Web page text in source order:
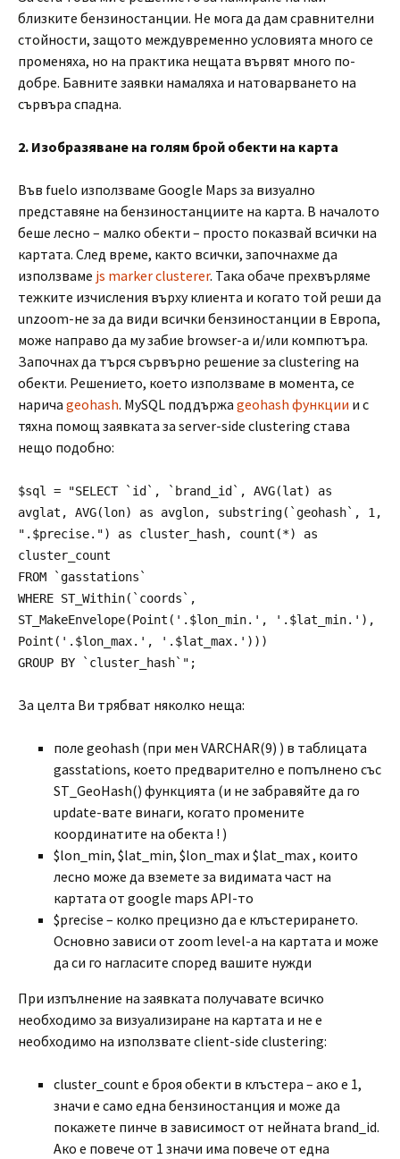
близките бензиностанции. Не мога да дам сравнителни
стойности, защото междувременно условията много се
променяха, но на практика нещата вървят много по-
добре. Бавните заявки намаляха и натоварването на
сървъра спадна.
2. Изобразяване на голям брой обекти на карта
Във fuelo използваме Google Maps за визуално
представяне на бензиностанциите на карта. В началото
беше лесно – малко обекти – просто показвай всички на
картата. След време, както всички, започнахме да
използваме js marker clusterer. Така обаче прехвърляме
тежките изчисления върху клиента и когато той реши да
unzoom-не за да види всички бензиностанции в Европа,
може направо да му забие browser-а и/или компютъра.
Започнах да търся сървърно решение за clustering на
обекти. Решението, което използваме в момента, се
нарича geohash. MySQL поддържа geohash функции и с
тяхна помощ заявката за server-side clustering става
нещо подобно:
$sql = "SELECT `id`, `brand_id`, AVG(lat) as
avglat, AVG(lon) as avglon, substring(`geohash`, 1,
".$precise.") as cluster_hash, count(*) as
cluster_count
FROM `gasstations`
WHERE ST_Within(`coords`,
ST_MakeEnvelope(Point('.$lon_min.', '.$lat_min.'),
Point('.$lon_max.', '.$lat_max.')))
GROUP BY `cluster_hash`";
За целта Ви трябват няколко неща:
поле geohash (при мен VARCHAR(9) ) в таблицата
gasstations, което предварително е попълнено със
ST_GeoHash() функцията (и не забравяйте да го
update-вате винаги, когато промените
координатите на обекта ! )
$lon_min, $lat_min, $lon_max и $lat_max , които
лесно може да вземете за видимата част на
картата от google maps API-то
$precise – колко прецизно да е клъстерирането.
Основно зависи от zoom level-а на картата и може
да си го нагласите според вашите нужди
При изпълнение на заявката получавате всичко
необходимо за визуализиране на картата и не е
необходимо на използвате client-side clustering:
cluster_count е броя обекти в клъстера – ако е 1,
значи е само една бензиностанция и може да
покажете пинче в зависимост от нейната brand_id.
Ако е повече от 1 значи има повече от една